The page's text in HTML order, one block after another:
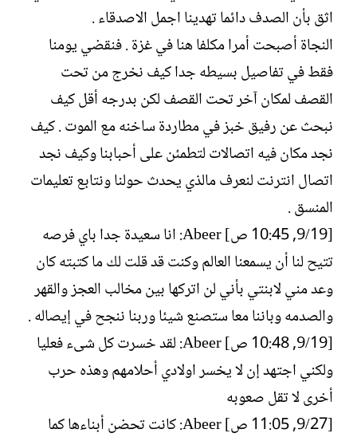
اثق بأن الصدف دائما تهدينا اجمل الاصدقاء .
النجاة أصبحت أمرا مكلفا هنا في غزة . فنقضي يومنا
فقط في تفاصيل بسيطه جدا كيف نخرج من تحت
القصف لمكان آخر تحت القصف لكن بدرجه أقل كيف
نبحث عن رفيق خبز في مطاردة ساخنه مع الموت . كيف
نجد مكان فيه اتصالات لتطمئن على أحبابنا وكيف نجد
اتصال انترنت لنعرف مالذي يحدث حولنا ونتابع تعليمات
المنسق .
[19/‏9, 10:45 ص] Abeer: انا سعيدة جدا باي فرصه
تتيح لنا أن يسمعنا العالم وكنت قد قلت لك ما كتبته كان
وعد مني لابنتي بأني لن اتركها بين مخالب العجز والقهر
والصدمه وباننا معا ستصنع شيئا وربنا ننجح في إيصاله .
[19/‏9, 10:48 ص] Abeer: لقد خسرت كل شىء فعليا
ولكني اجتهد إن لا يخسر اولادي أحلامهم وهذه حرب
أخرى لا تقل صعوبه
[27/‏9, 11:05 ص] Abeer: كانت تحضن أبناءها كما